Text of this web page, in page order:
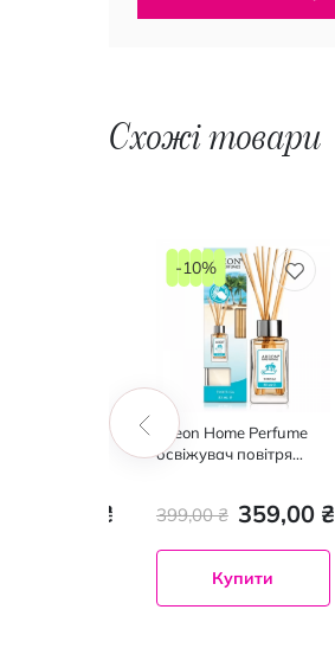
Схожі товари
440,00 ₴
Areon Home Perfume
освіжувач повітря
359,00 ₴
399,00 ₴
-10%
Купити